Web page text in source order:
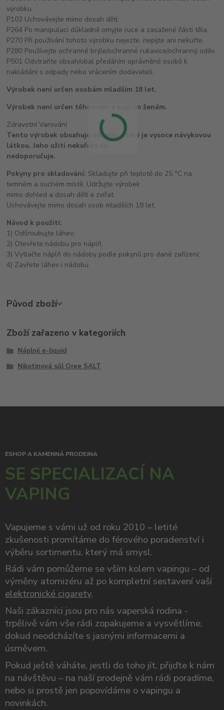
výrobku.
P102 Uchovávejte mimo dosah dětí.
P264 Po manipulaci důkladně omyjte ruce a zasažené části těla.
P270 Při používání tohoto výrobku nejezte, nepijte ani nekuřte.
P280 Používejte ochranné brýle/ochranné rukavice/ochranný oděv.
P501 Odstraňte obsah/obal předáním oprávněné osobě k
nakládání s odpady nebo vrácením dodavateli.
Výrobek není určen osobám mladším 18 let.
Výrobek není určen těhotným a kojícím ženám.
Zdravotní Varování
Tento výrobek obsahuje nikotin, který je vysoce návykovou
látkou. Jeho užití nekuřáky se
nedoporučuje.
Pokyny pro skladování: Skladujte při teplotě do 25 °C na
temném a suchém místě. Udržujte výrobek
mimo dohled a dosah dětí a zvířat.
Uchovávejte mimo dosah osob mladších 18 let.
Návod k použití:
1) Odšroubujte láhev;
2) Otevřete nádobu pro náplň;
3) Vytlačte náplň do nádoby podle pokynů pro dané zařízení;
4) Zavřete láhev i nádobu.
Původ zboží
Zboží zařazeno v kategoriích
Náplně e-liquid
Nikotinová sůl Oree SALT
ESHOP A KAMENNÁ PRODEJNA
SE SPECIALIZACÍ NA
VAPING
Vapujeme s vámi už od roku 2010 – letité
zkušenosti promítáme do férového poradenství i
výběru sortimentu, který má smysl.
Rádi vám pomůžeme se vším kolem vapingu – od
výměny atomizéru až po kompletní sestavení vaší
elektronické cigarety.
Naši zákazníci jsou pro nás vaperská rodina -
trpělivě vám vše rádi zopakujeme a vysvětlíme,
dokud neodcházíte s jasnými informacemi a
úsměvem.
Pokud ještě váháte, jestli do toho jít, přijďte k nám
na návštěvu – na naší prodejně vám rádi poradíme,
nebo si prostě jen popovídáme o vapingu a
novinkách.